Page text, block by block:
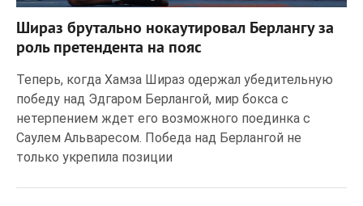
Шираз брутально нокаутировал Берлангу за
роль претендента на пояс
Теперь, когда Хамза Шираз одержал убедительную
победу над Эдгаром Берлангой, мир бокса с
нетерпением ждет его возможного поединка с
Саулем Альваресом. Победа над Берлангой не
только укрепила позиции